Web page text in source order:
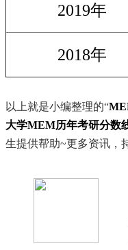
2019年
2018年
以上就是小编整理的“
大学MEM历年考研分数
生提供帮助~更多资讯，